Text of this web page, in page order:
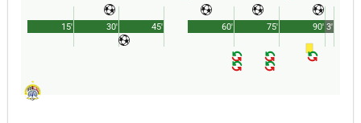
45'
15' 30' 90'
60' 75' 3'